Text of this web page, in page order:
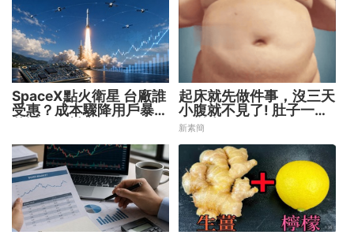
SpaceX點火衛星 台廠誰
受惠？成本驟降用戶暴增
起床就先做件事，沒三天
小腹就不見了! 肚子一天
天變小！
新素簡